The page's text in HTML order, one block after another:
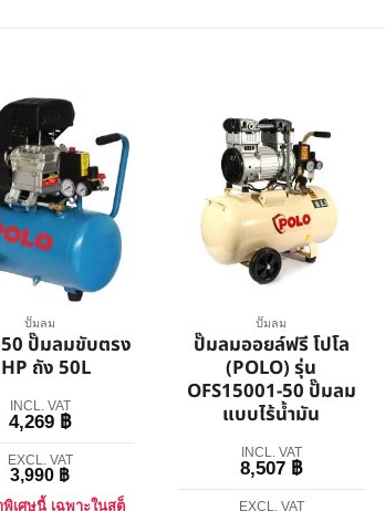
ปั๊มลม
ปั๊มลมขับตรง
ถัง 50L
INCL. VAT
4,269 ฿
EXCL. VAT
3,990 ฿
พิเศษนี้ เฉพาะในสต็
ปั๊มลม
ปั๊มลมออยล์ฟรี โปโล
(POLO) รุ่น
OFS15001-50 ปั๊มลม
แบบไร้น้ำมัน
INCL. VAT
8,507 ฿
EXCL. VAT